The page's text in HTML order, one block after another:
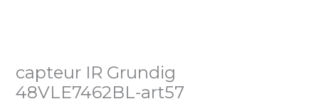
capteur IR Grundig
48VLE7462BL-art57